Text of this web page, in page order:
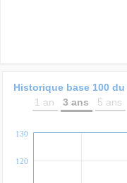
Historique base 100 du
1 an
3 ans 5 ans
120
130